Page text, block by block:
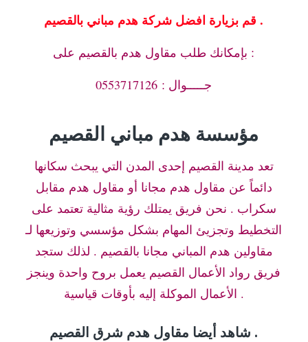
قم بزيارة افضل شركة هدم مباني بالقصيم .
بإمكانك طلب مقاول هدم بالقصيم على :
جـــــوال : 0553717126
مؤسسة هدم مباني القصيم
تعد مدينة القصيم إحدى المدن التي يبحث سكانها
دائماً عن مقاول هدم مجانا أو مقاول هدم مقابل
سكراب . نحن فريق يمتلك رؤية مثالية تعتمد على
التخطيط وتجزيئ المهام بشكل مؤسسي وتوزيعها لـ
مقاولين هدم المباني مجانا بالقصيم . لذلك ستجد
فريق رواد الأعمال القصيم يعمل بروح واحدة وينجز
الأعمال الموكلة إليه بأوقات قياسية .
شاهد أيضا مقاول هدم شرق القصيم .